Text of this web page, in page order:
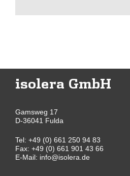
isolera GmbH
Gamsweg 17
D-36041 Fulda
Tel: +49 (0) 661 250 94 83
Fax: +49 (0) 661 901 43 66
E-Mail: info@isolera.de